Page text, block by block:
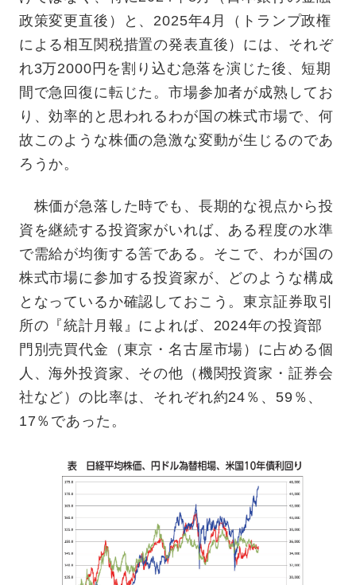
政策変更直後）と、2025年4月（トランプ政権
による相互関税措置の発表直後）には、それぞ
れ3万2000円を割り込む急落を演じた後、短期
間で急回復に転じた。市場参加者が成熟してお
り、効率的と思われるわが国の株式市場で、何
故このような株価の急激な変動が生じるのであ
ろうか。
株価が急落した時でも、長期的な視点から投
資を継続する投資家がいれば、ある程度の水準
で需給が均衡する筈である。そこで、わが国の
株式市場に参加する投資家が、どのような構成
となっているか確認しておこう。東京証券取引
所の『統計月報』によれば、2024年の投資部
門別売買代金（東京・名古屋市場）に占める個
人、海外投資家、その他（機関投資家・証券会
社など）の比率は、それぞれ約24％、59％、
17％であった。